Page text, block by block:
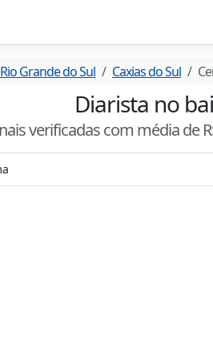
Rio Grande do Sul Caxias do Sul
Diarista no
verificadas com média de